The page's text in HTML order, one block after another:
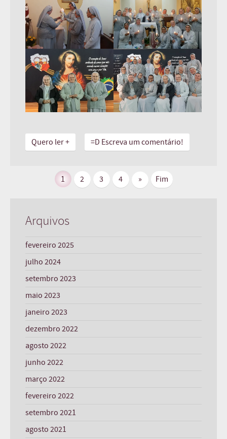
Quero ler + =D Escreva um comentário!
1 2 3 4 » Fim
Arquivos
fevereiro 2025
julho 2024
setembro 2023
maio 2023
janeiro 2023
dezembro 2022
agosto 2022
junho 2022
março 2022
fevereiro 2022
setembro 2021
agosto 2021